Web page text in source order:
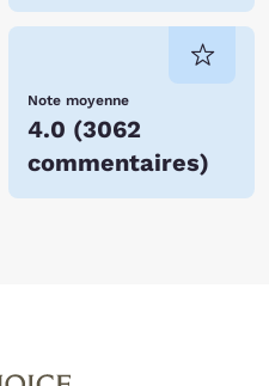
Note moyenne
4.0 (3062
commentaires)